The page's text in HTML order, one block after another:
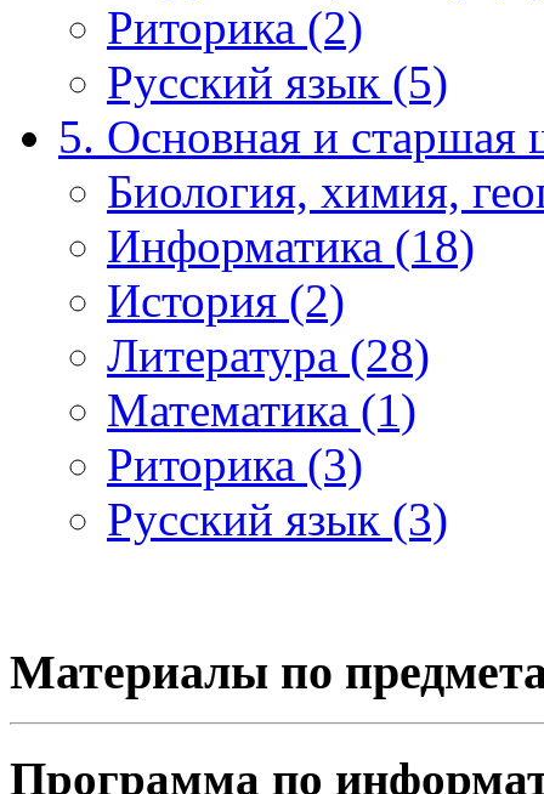
Риторика (2)
Русский язык (5)
5. Основная и старшая
Биология, химия,
Информатика (18)
История (2)
Литература (28)
Математика (1)
Риторика (3)
Русский язык (3)
Материалы по
Программа по